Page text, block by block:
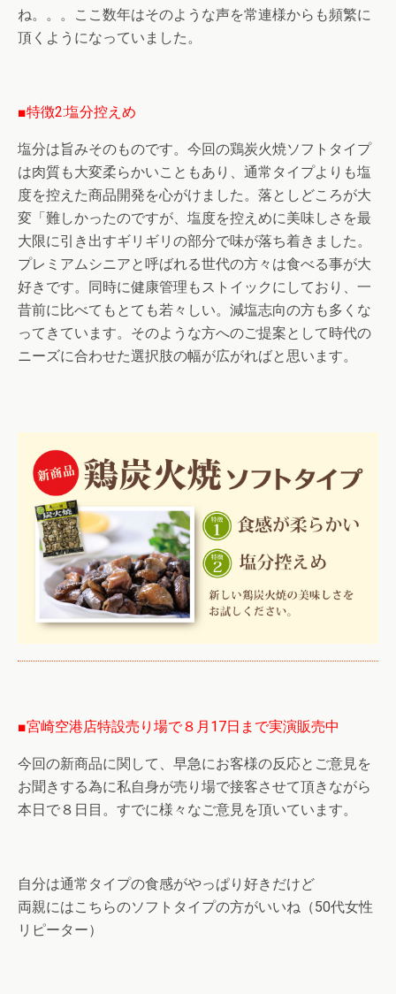
ね。。。ここ数年はそのような声を常連様からも頻繁に
頂くようになっていました。
■特徴2:塩分控えめ
塩分は旨みそのものです。今回の鶏炭火焼ソフトタイプ
は肉質も大変柔らかいこともあり、通常タイプよりも塩
度を控えた商品開発を心がけました。落としどころが大
変「難しかったのですが、塩度を控えめに美味しさを最
大限に引き出すギリギリの部分で味が落ち着きました。
プレミアムシニアと呼ばれる世代の方々は食べる事が大
好きです。同時に健康管理もストイックにしており、一
昔前に比べてもとても若々しい。減塩志向の方も多くな
ってきています。そのような方へのご提案として時代の
ニーズに合わせた選択肢の幅が広がればと思います。
■宮崎空港店特設売り場で８月17日まで実演販売中
今回の新商品に関して、早急にお客様の反応とご意見を
お聞きする為に私自身が売り場で接客させて頂きながら
本日で８日目。すでに様々なご意見を頂いています。
自分は通常タイプの食感がやっぱり好きだけど
両親にはこちらのソフトタイプの方がいいね（50代女性
リピーター）